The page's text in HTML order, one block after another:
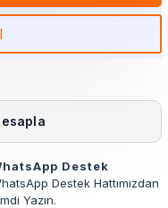
Destek
Destek Hattımızdan
Yazın.